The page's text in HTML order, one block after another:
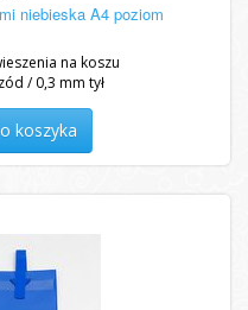
niebieska A4 poziom
na koszu
/ 0,3 mm tył
koszyka